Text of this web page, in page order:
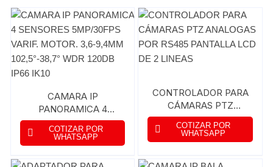
CAMARA IP
PANORAMICA 4
SENSORES 5MP/30FPS
VARIF. MOTOR. 3,6-
9,4MM 102,5°-38,7°
WDR 120DB IP66 IK10
COTIZAR POR
WHATSAPP
CONTROLADOR PARA
CÁMARAS PTZ
ANALOGAS POR RS485
PANTALLA LCD DE 2
LINEAS
COTIZAR POR
WHATSAPP